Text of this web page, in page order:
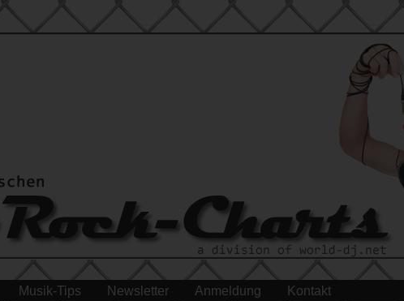
Musik-Tips Newsletter Anmeldung Kontakt